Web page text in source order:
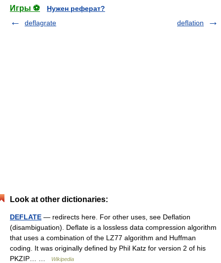
Игры ⚽
Нужен реферат?
deflagrate
deflation
Look at other dictionaries:
DEFLATE — redirects here. For other uses, see Deflation
(disambiguation). Deflate is a lossless data compression algorithm
that uses a combination of the LZ77 algorithm and Huffman
coding. It was originally defined by Phil Katz for version 2 of his
PKZIP… …
Wikipedia